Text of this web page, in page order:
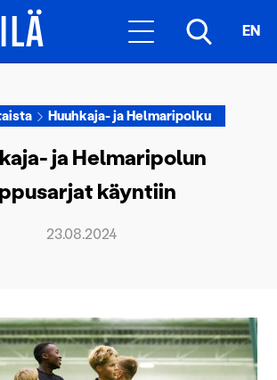
EN
Huuhkaja- ja Helmaripolku
ja Helmaripolun
käyntiin
23.08.2024